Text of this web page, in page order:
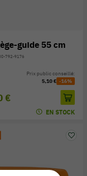
guide 55 cm
792-9176
€
Prix public conseillé:
5,10 € -16%
EN STOCK